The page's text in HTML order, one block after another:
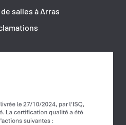
salles à Arras